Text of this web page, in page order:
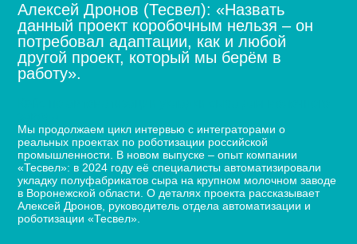
Алексей Дронов (Тесвел): «Назвать
данный проект коробочным нельзя – он
потребовал адаптации, как и любой
другой проект, который мы берём в
работу».
Мы продолжаем цикл интервью с интеграторами о
реальных проектах по роботизации российской
промышленности. В новом выпуске – опыт компании
«Тесвел»: в 2024 году её специалисты автоматизировали
укладку полуфабрикатов сыра на крупном молочном заводе
в Воронежской области. О деталях проекта рассказывает
Алексей Дронов, руководитель отдела автоматизации и
роботизации «Тесвел».